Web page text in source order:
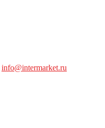
info@intermarket.ru